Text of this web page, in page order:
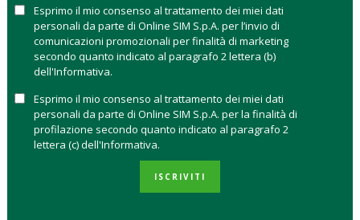
Global Institutedal titolo “Diminishing Returns: Why
Investors May Need to Lower Their Expectations
dove però emerge che, se si fanno le scelte giuste oggi
diversificando in azioni e obbligazioni si può ottenere un
E vuole dire una cosa sola: il ridimensionamento dei
rendimenti attesi costringe le persone a dover fare i conti con
un nuovo scenario di investimento che punta molto di più sul
La ragione? Secondo l’analisi di McKinsey, in media i
Esprimo il mio consenso al trattamento dei miei dati
personali da parte di Online SIM S.p.A. per l’invio di
comunicazioni promozionali per finalità di marketing
secondo quanto indicato al paragrafo 2 lettera (b)
dell'Informativa.
Esprimo il mio consenso al trattamento dei miei dati
personali da parte di Online SIM S.p.A. per la finalità di
profilazione secondo quanto indicato al paragrafo 2
lettera (c) dell'Informativa.
ISCRIVITI